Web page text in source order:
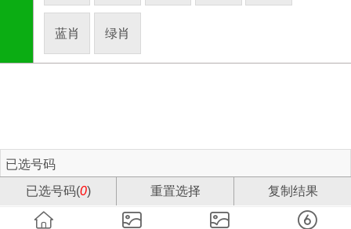
蓝肖 绿肖
已选号码
已选号码(0) 重置选择 复制结果